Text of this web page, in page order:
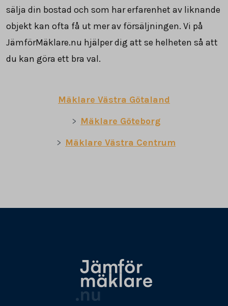
sälja din bostad och som har erfarenhet av liknande
objekt kan ofta få ut mer av försäljningen. Vi på
JämförMäklare.nu hjälper dig att se helheten så att
du kan göra ett bra val.
Mäklare Västra Götaland
Mäklare Göteborg
Mäklare Västra Centrum